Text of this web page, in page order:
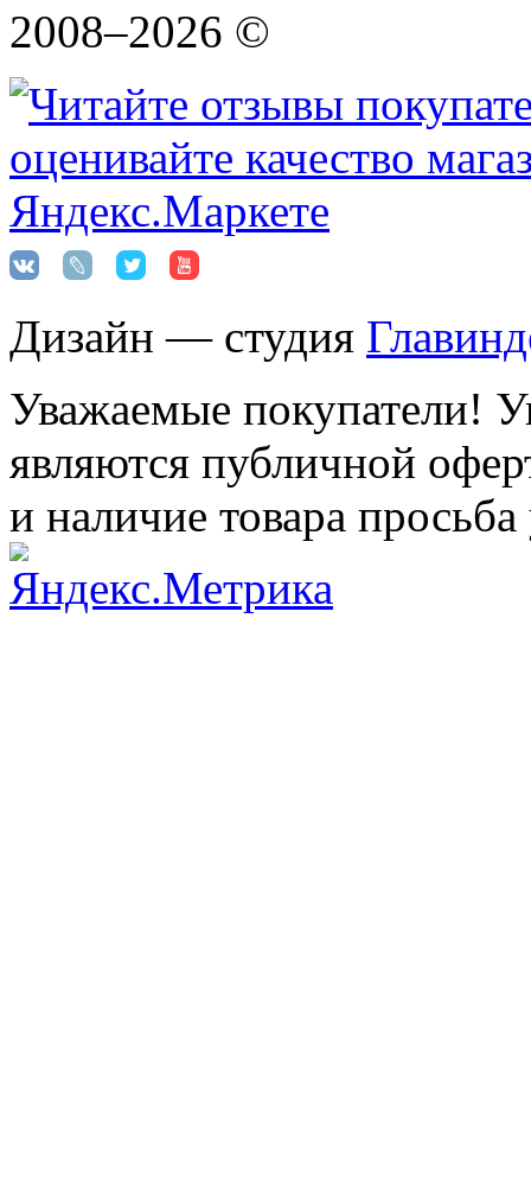
2008–2026 ©
Дизайн — студия
Уважаемые покупатели!
являются публичной
и наличие товара